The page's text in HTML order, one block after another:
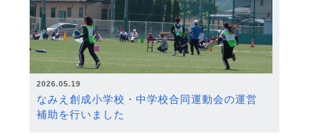
2026.05.19
なみえ創成小学校・中学校合同運動会の運営
補助を行いました